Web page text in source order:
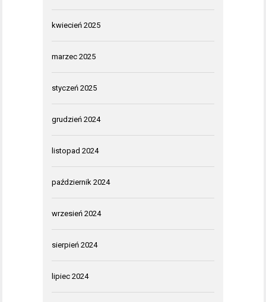
kwiecień 2025
marzec 2025
styczeń 2025
grudzień 2024
listopad 2024
październik 2024
wrzesień 2024
sierpień 2024
lipiec 2024